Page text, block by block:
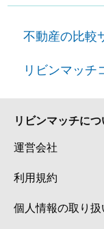
不動産の比較
リビンマッチ
リビンマッチに
運営会社
利用規約
個人情報の取り扱